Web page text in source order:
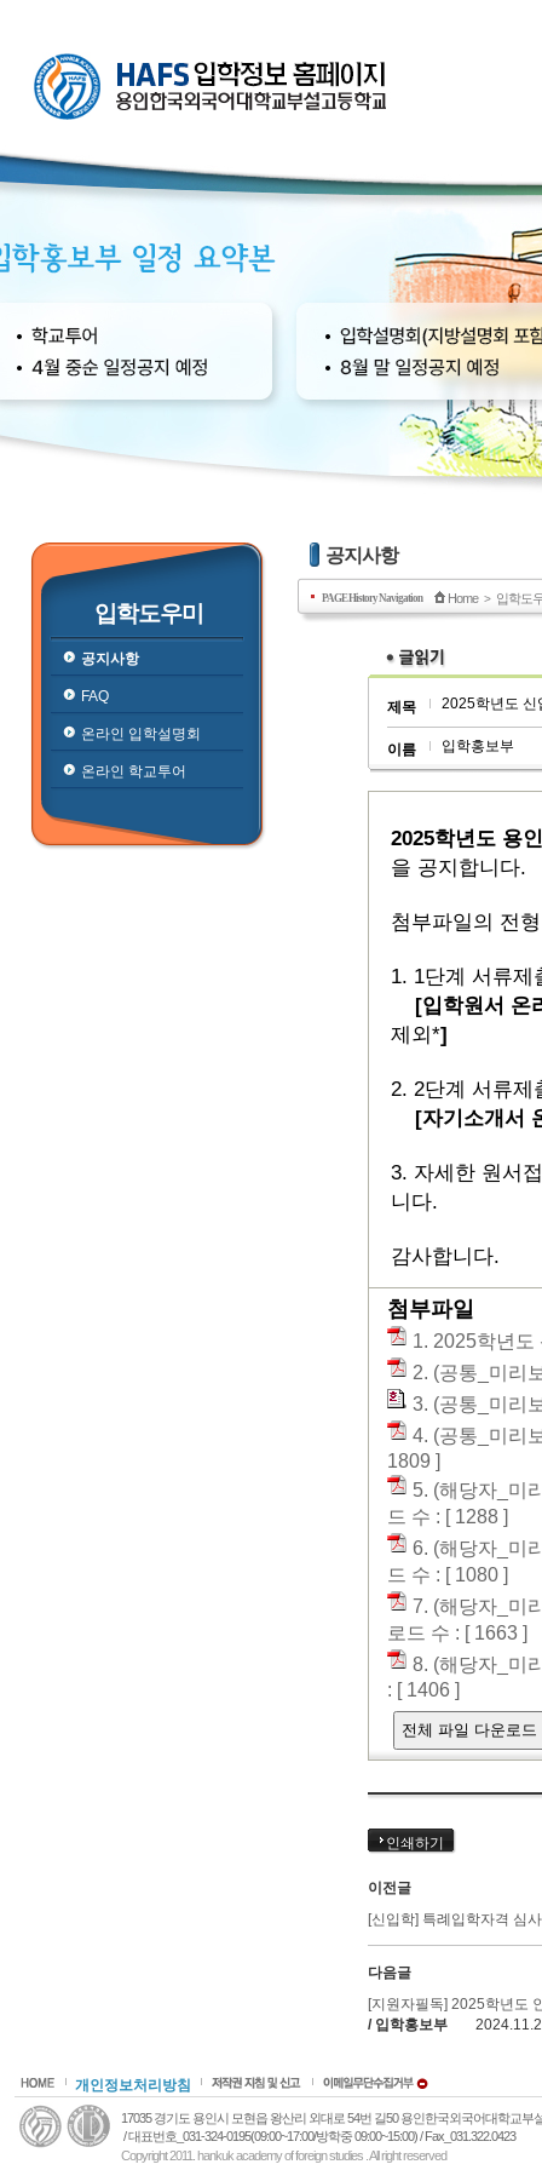
입학도우미
공지사항
FAQ
온라인 입학설명회
온라인 학교투어
공지사항
PAGE History Navigation Home > 입학도
제목 2025학년도 신
이름 입학홍보부
2025학년도 용
을 공지합니다.
첨부파일의 전
1. 1단계 서류제
[입학원서 온
제외*]
2. 2단계 서류제
[자기소개서
3. 자세한 원서
니다.
감사합니다.
첨부파일
1. 2025학년도
2. (공통_미리
3. (공통_미리
4. (공통_미리
1809 ]
5. (해당자_미
드 수 : [ 1288 ]
6. (해당자_미
드 수 : [ 1080 ]
7. (해당자_미
로드 수 : [ 1663 ]
8. (해당자_미
: [ 1406 ]
전체 파일 다운로드
인쇄하기
이전글
[신입학] 특례입학자격 심
다음글
[지원자필독] 2025학년도
/ 입학홍보부
개인정보처리방침
17035 경기도 용인시 모현읍 왕산리 외대로 54번 길50 용인한국외국어대학교부
/ 대표번호_031-324-0195(09:00~17:00/방학중 09:00~15:00) / Fax_031.322.0423
Copyright 2011. hankuk academy of foreign studies . All right reserved